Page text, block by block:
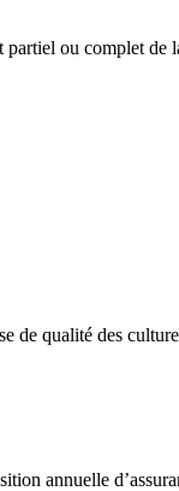
partiel ou complet de
de qualité des
annuelle